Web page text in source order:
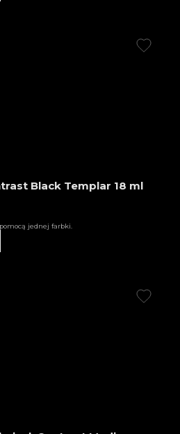
Black Templar 18 ml
jednej farbki.